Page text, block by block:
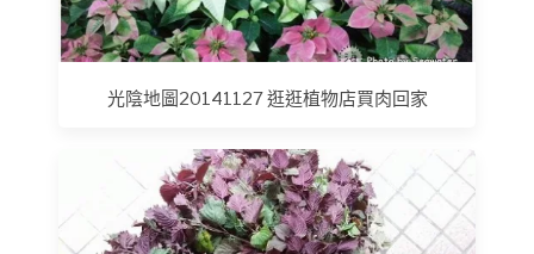
光陰地圖20141127 逛逛植物店買肉回家